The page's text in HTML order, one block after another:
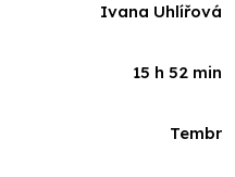
Ivana Uhlířová
15 h 52 min
Tembr